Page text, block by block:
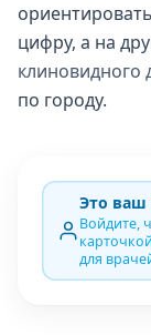
цифру, а на
клиновидного
по городу.
Это ваш
Войдите,
для